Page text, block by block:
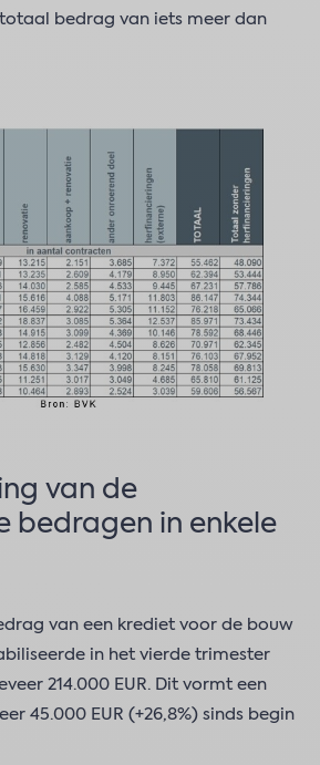
bedrag van iets meer dan
van de
bedragen in enkele
van een krediet voor de bouw
in het vierde trimester
214.000 EUR. Dit vormt een
45.000 EUR (+26,8%) sinds begin